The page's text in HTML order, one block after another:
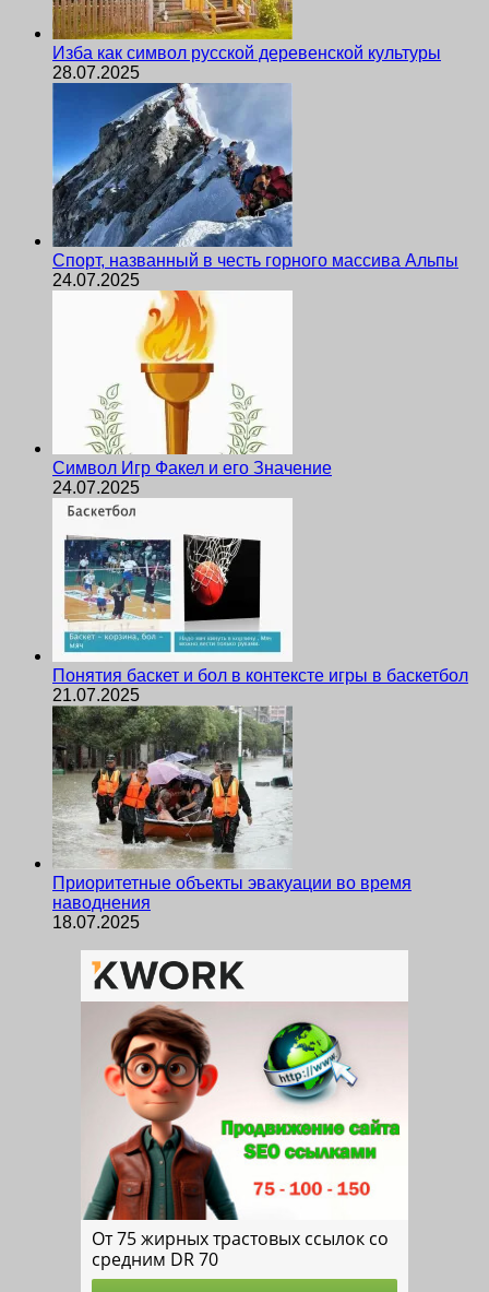
Изба как символ русской деревенской культуры
28.07.2025
Спорт, названный в честь горного массива Альпы
24.07.2025
Символ Игр Факел и его Значение
24.07.2025
Понятия баскет и бол в контексте игры в баскетбол
21.07.2025
Приоритетные объекты эвакуации во время
наводнения
18.07.2025